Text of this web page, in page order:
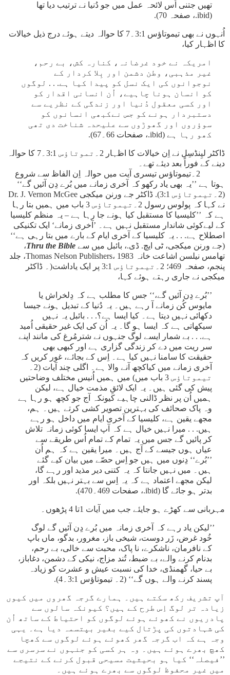
تھیں جتنی اُس لائحہ عمل میں جو دُنیا نے ترتیب دیا تھا
(ibid.، صفحہ 70).
اُنہوں نے بھی تیموتاؤس 3:1۔7 کا حوالہ دیتے ہوئے درج ذیل خیالات
کا اظہار کیا،
امریکہ نے خود غرضانہ، کنارہ کش، بے رحم،
غیر مذہبی، وطن دشمن اور بِلا کردار کے
نوجوانوں کی ایک نسل کو پیدا کیا ہے. . . لوگوں
کو انسان ہونا چاہیے، اُن انسانی اقدار کو
اور کسی معقول دُنیا اور زندگی کے نظریے سے
دستبردار ہونے کو جس نےکبھی انسانوں کو
سوؤروں اور گھوڑوں سے علیحدہ شناخت دی تھی
کھو رہا ہے (ibid.، صفحات 66۔67).
ڈاکٹر لیِنڈسِل نے اِن خیالات کا اظہار 2۔تموتاؤس 3:1۔7 کا حوالہ
دینے کے فوراً بعد دیئے تھے۔
2۔تیموتاؤس تیسری آیت میں حوالہ اِن الفاظ سے شروع
ہوتا ہے ’’یہ بھی یاد رکھو کہ آخری زمانے میں بُرے دِن آئیں گے‘‘
(2۔تیموتاؤس 3:1). ڈاکٹر جے ورنن میکجی Dr. J. Vernon McGee
نے کہا کہ پولوس رسول 2۔تیموتاؤس 3 باب میں ہمیں بتا رہا
ہے کہ ’’کلیسیا کا مستقبل کیا ہونے جا رہا ہے – یہ منظم کلیسیا
کے لیےکوئی شاندار مستقبل نہیں ہے۔ ’آخری زمانے‘ ایک تکنیکی
اصطلاح ہے. . . یہ کلیسیا کے آخری ایام کے بارے میں بتا رہی ہے‘‘
(جے ورنن میکجی، ٹی ایچ. ڈی.، بائبل میں سے Thru the Bible،
تھامس نیلسن اشاعت خانہ Thomas Nelson Publishers، 1983، جلد
پنجم، صفحہ 469؛ 2۔تیموتاؤس 3:1 پر ایک یاداشت(۔ ڈاکٹر
میکجی نے جاری رہتے ہوئے کہا،
’’بُرے دِن آئیں گے،‘‘ جس کا مطلب ہے کہ دِلخراش یا
مایوس کُن زمانے آ رہے ہیں۔ یہ دُنیا کے تبدیل ہونے جیسا
دکھائی نہیں دیتا ہے۔ کیا ایسا ہے؟. . . بائبل یہ نہیں
سیکھاتی ہے کہ ایسا ہو گا۔ یہ اُن کی ایک غیر حقیقی اُمید
ہے. . . بے شمار ایسے لوگ جنہوں نے شترمُرغ کی مانند اپنے
سر ریت میں دے کر زندگی گزاری ہے اور کبھی بھی
حقیقت کا سامنا نہیں کیا ہے۔ اِس کے بجائے، غور کریں کہ
تیموتاؤس 3 باب میں) میں ہمیں اُنیس مختلف وضاحتیں
پیش کی گئی ہیں۔ یہ ایک لائقِ مذمت خیال ہے، لیکن
ہمیں اُن پر نظر ڈالنی چاہیے کیونکہ آج جو کچھ ہو رہا ہے
وہ پاک صحائف کی بہترین تصویر کشی کرتے ہیں۔ ہم،
مجھے یقین ہے، کلیسیا کے آخری ایام میں داخل ہو رہے
ہیں. . . میرا نہیں خیال ہے کہ آپ ایسا کوئی زمانہ تلاش
کر پائیں گے جس میں یہ تمام کے تمام اُس طریقے سے
عیاں ہوں جیسے کے آج ہیں۔ میرا یقین ہے کہ ہم اُن
’’بُرے‘‘ دِنوں میں ہیں جو اِس حصّے میں بیان کیے گئے
ہیں۔ میں نہیں جانتا کہ یہ کتنی دیر مذید اور رہے گا،
لیکن مجھے اعتماد ہے کہ یہ اِس سے بہتر نہیں بلکہ اور
بدتر ہو جائے گا (ibid.، صفحات 469۔470).
مہربانی سے کھڑے ہو جایئے جب میں آیات 1تا 4 پڑھوں۔
’’لیکن یاد رہے کہ آخری زمانہ میں بُرے دِن آئیں گے لوگ
خُود غرض، زَر دوست، شیخی باز، مغرور، بدگو، ماں باپ
کے نافرمان، ناشکرے، نا پاک، محبت سے خالی، بے رحم،
بدنام کرنے والے، بے ضبط، تُند مزاج، نیکی کے دشمن، دغاباز،
بے حیا، گھمنڈی، خدا کی نسبت عیش و عشرت کو زیادہ
پسند کرنے والے ہوں گے‘‘ (2۔ تیموتاؤس 3:1۔4).
آپ تشریف رکھ سکتے ہیں۔ ہمارے گرجہ گھروں میں کیوں
زیادہ تر لوگ اِس طرح کے ہیں؟ کیونکہ سالوں سے
پادریوں نے کھوئے ہوئے لوگوں کو احتیاط کے ساتھ اُن
کی شہادتوں کی پڑتال کیے بغیر بپتسمہ دیا ہے۔ یہی
وجہ ہے کہ اب گرجہ گھر کھوئے ہوئے لوگوں سے کھچا
کھچ بھرے ہوئے ہیں۔ وہ ہر کسی کو جنہوں نے سرسری سے
’’فیصلہ‘‘ کیا ہو بحیثیت مسیحی قبول کرنے کے نتیجے
میں غیر محفوظ لوگوں سے بھرے ہوئے ہیں۔